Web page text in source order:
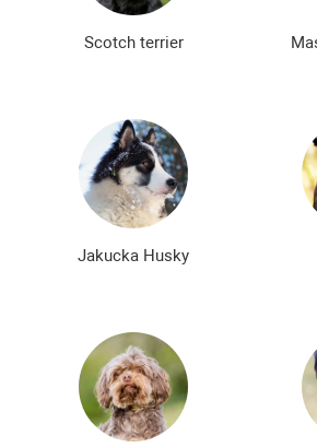
Scotch terrier
Jakucka Husky